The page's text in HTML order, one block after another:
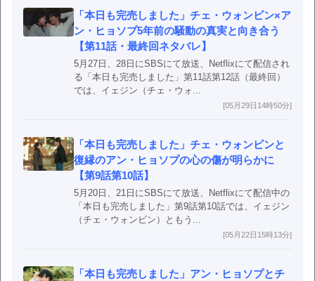
「本日も完売しました」チェ・ウォンビン×ア
ン・ヒョソプ5年前の騒動の真実と向き合う
【第11話・最終回ネタバレ】
5月27日、28日にSBSにて放送、Netflixにて配信され
る「本日も完売しました」第11話第12話（最終回）
では、イェジン（チェ・ウォ...
[05月29日14時50分]
「本日も完売しました」チェ・ウォンビンと
復縁のアン・ヒョソプの心の傷が明らかに
【第9話第10話】
5月20日、21日にSBSにて放送、Netflixにて配信中の
「本日も完売しました」第9話第10話では、イェジン
（チェ・ウォンビン）ともう...
[05月22日15時13分]
「本日も完売しました」アン・ヒョソプとチ